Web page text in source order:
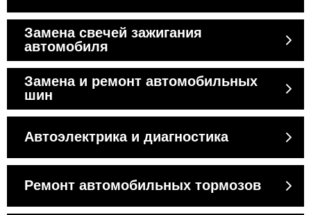
Замена свечей зажигания
автомобиля
Замена и ремонт автомобильных
шин
Автоэлектрика и диагностика
Ремонт автомобильных тормозов